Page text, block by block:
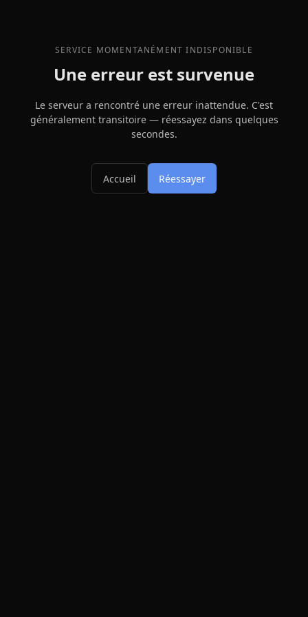
SERVICE MOMENTANÉMENT INDISPONIBLE
Une erreur est survenue
Le serveur a rencontré une erreur inattendue. C'est
généralement transitoire — réessayez dans quelques
secondes.
Accueil Réessayer